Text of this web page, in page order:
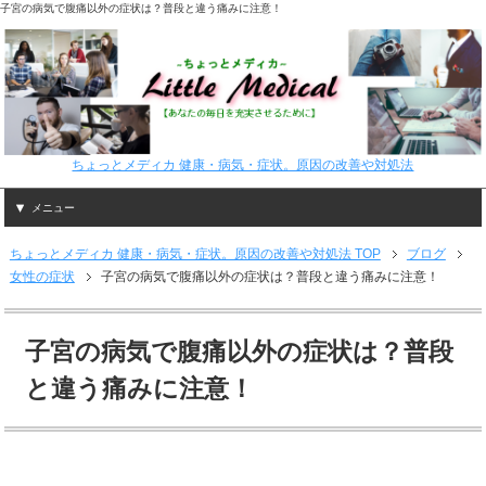
子宮の病気で腹痛以外の症状は？普段と違う痛みに注意！
ちょっとメディカ 健康・病気・症状。原因の改善や対処法
メニュー
ちょっとメディカ 健康・病気・症状。原因の改善や対処法 TOP
ブログ
女性の症状
子宮の病気で腹痛以外の症状は？普段と違う痛みに注意！
子宮の病気で腹痛以外の症状は？普段
と違う痛みに注意！